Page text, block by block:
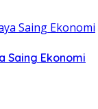
Saing Ekonomi